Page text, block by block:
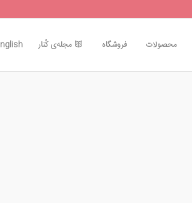
محصولات فروشگاه مجله‌ی کُنار